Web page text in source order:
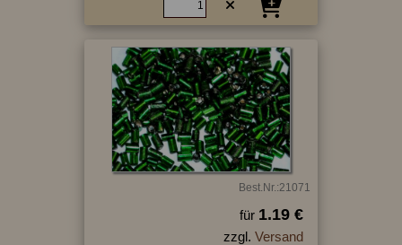
Best.Nr.:21071
für 1.19 €
zzgl. Versand